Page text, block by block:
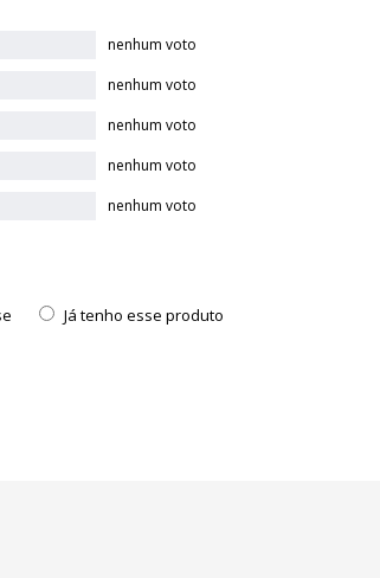
nenhum voto
nenhum voto
nenhum voto
nenhum voto
nenhum voto
Já tenho esse produto